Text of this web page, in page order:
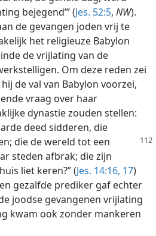
bejegend’” (Jes. 52:5, NW).
de gevangen joden vrij te
het religieuze Babylon
de vrijlating van de
Om deze reden zei
de val van Babylon voorzei,
vraag over haar
dynastie zouden stellen:
deed sidderen, die
die de wereld tot een
steden afbrak; die zijn
liet keren?” (Jes. 14:16, 17)
gezalfde prediker gaf echter
joodse gevangenen vrijlating
kwam ook zonder mankeren